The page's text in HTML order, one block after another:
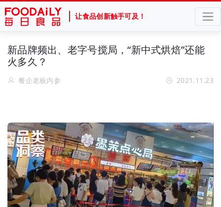
让食品创新触手可及！
新品牌频出、老字号搅局，“新中式烘焙”还能
火多久？
餐企老板内参 2021.11.23